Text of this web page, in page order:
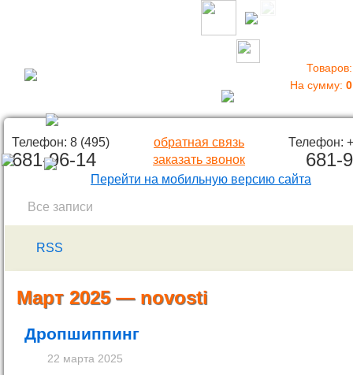
На сумму:
Телефон: 8 (495)
681-96-14
обратная связь
заказать звонок
Телефон:
681-
Перейти на мобильную версию сайта
Все записи
RSS
Март 2025 — novosti
Дропшиппинг
22 марта 2025